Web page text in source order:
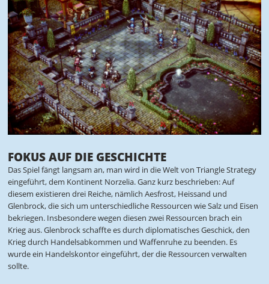
FOKUS AUF DIE GESCHICHTE
Das Spiel fängt langsam an, man wird in die Welt von Triangle Strategy
eingeführt, dem Kontinent Norzelia. Ganz kurz beschrieben: Auf
diesem existieren drei Reiche, nämlich Aesfrost, Heissand und
Glenbrock, die sich um unterschiedliche Ressourcen wie Salz und Eisen
bekriegen. Insbesondere wegen diesen zwei Ressourcen brach ein
Krieg aus. Glenbrock schaffte es durch diplomatisches Geschick, den
Krieg durch Handelsabkommen und Waffenruhe zu beenden. Es
wurde ein Handelskontor eingeführt, der die Ressourcen verwalten
sollte.